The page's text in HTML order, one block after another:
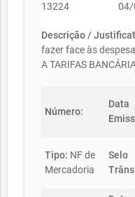
13224
04/
Descrição /
fazer face às
A TARIFAS
Número:
Data
Tipo: NF de
Mercadoria
Selo